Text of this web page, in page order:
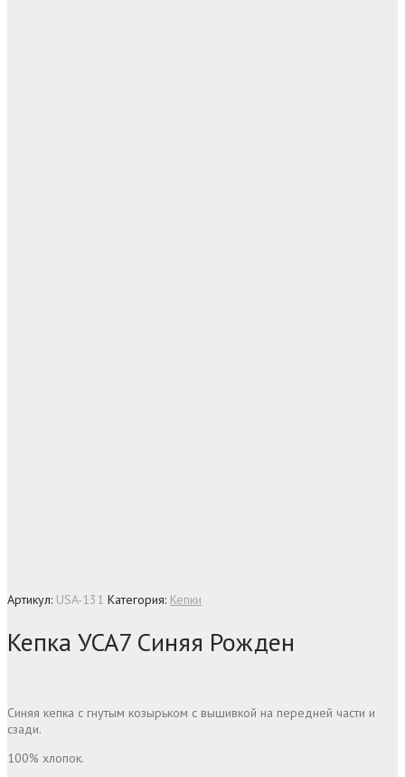
Артикул: USA-131 Категория: Кепки
Кепка УСА7 Синяя Рожден
Синяя кепка с гнутым козырьком с вышивкой на передней части и
сзади.
100% хлопок.